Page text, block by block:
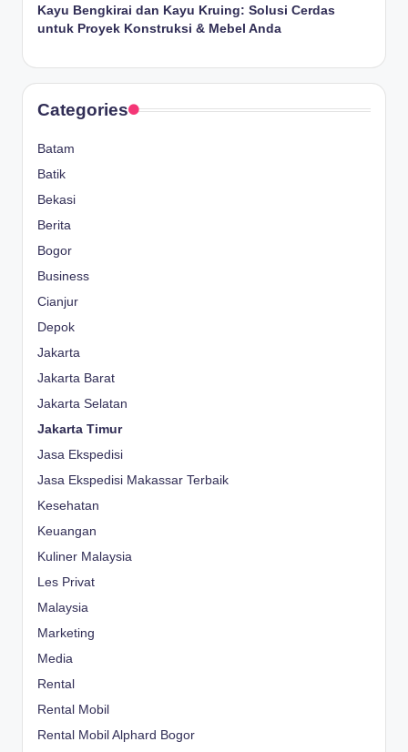
Kayu Bengkirai dan Kayu Kruing: Solusi Cerdas
untuk Proyek Konstruksi & Mebel Anda
Categories
Batam
Batik
Bekasi
Berita
Bogor
Business
Cianjur
Depok
Jakarta
Jakarta Barat
Jakarta Selatan
Jakarta Timur
Jasa Ekspedisi
Jasa Ekspedisi Makassar Terbaik
Kesehatan
Keuangan
Kuliner Malaysia
Les Privat
Malaysia
Marketing
Media
Rental
Rental Mobil
Rental Mobil Alphard Bogor